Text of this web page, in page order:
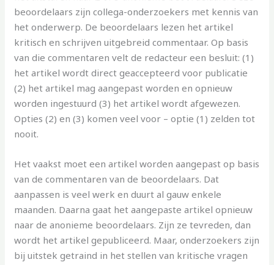
beoordelaars zijn collega-onderzoekers met kennis van
het onderwerp. De beoordelaars lezen het artikel
kritisch en schrijven uitgebreid commentaar. Op basis
van die commentaren velt de redacteur een besluit: (1)
het artikel wordt direct geaccepteerd voor publicatie
(2) het artikel mag aangepast worden en opnieuw
worden ingestuurd (3) het artikel wordt afgewezen.
Opties (2) en (3) komen veel voor – optie (1) zelden tot
nooit.
Het vaakst moet een artikel worden aangepast op basis
van de commentaren van de beoordelaars. Dat
aanpassen is veel werk en duurt al gauw enkele
maanden. Daarna gaat het aangepaste artikel opnieuw
naar de anonieme beoordelaars. Zijn ze tevreden, dan
wordt het artikel gepubliceerd. Maar, onderzoekers zijn
bij uitstek getraind in het stellen van kritische vragen